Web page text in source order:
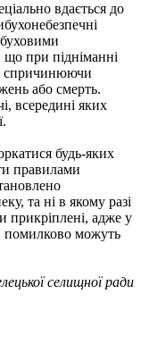
вдається до
при підніманні
спричинюючи
або смерть.
всередині яких
будь-яких
правилами
та ні в якому разі
прикріплені, адже у
помилково можуть
селищної ради